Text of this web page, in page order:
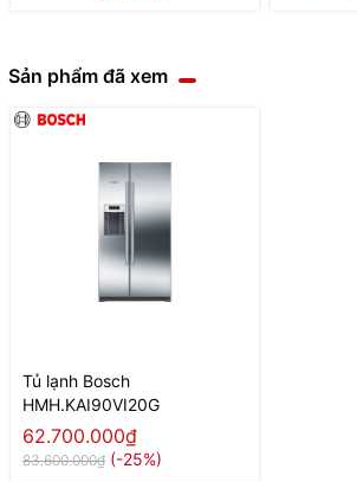
Sản phẩm đã xem
Tủ lạnh Bosch
HMH.KAI90VI20G
62.700.000₫
83.600.000₫ (-25%)